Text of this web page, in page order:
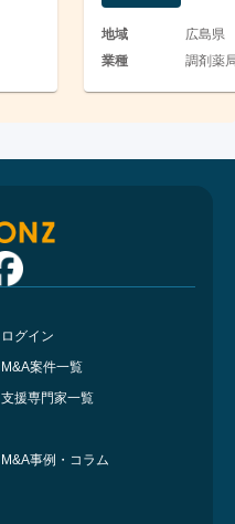
地域
広島県
業種
調剤薬
ログイン
M&A案件一覧
支援専門家一覧
M&A事例・コラム